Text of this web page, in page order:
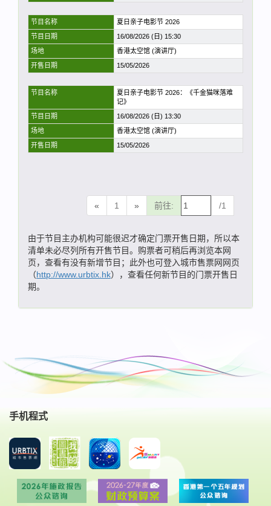
节目名称
夏日亲子电影节 2026
节目日期
16/08/2026 (日) 15:30
场地
香港太空馆 (演讲厅)
开售日期
15/05/2026
节目名称
夏日亲子电影节 2026：《千金猫咪落难
记》
节目日期
16/08/2026 (日) 13:30
场地
香港太空馆 (演讲厅)
开售日期
15/05/2026
« 1 » 前往: /1
由于节目主办机构可能很迟才确定门票开售日期，所以本
清单未必尽列所有开售节目。购票者可稍后再浏览本网
页，查看有没有新增节目；此外也可登入城市售票网网页
（http://www.urbtix.hk），查看任何新节目的门票开售日
期。
手机程式